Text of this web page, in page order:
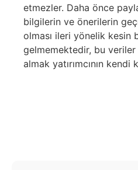
etmezler. Daha önce
bilgilerin ve önerilerin
olması ileri yönelik kesin
gelmemektedir, bu
almak yatırımcının kendi